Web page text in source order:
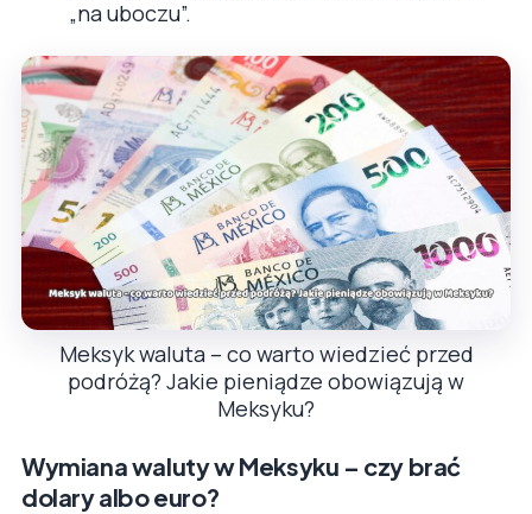
„na uboczu”.
Meksyk waluta – co warto wiedzieć przed
podróżą? Jakie pieniądze obowiązują w
Meksyku?
Wymiana waluty w Meksyku – czy brać
dolary albo euro?